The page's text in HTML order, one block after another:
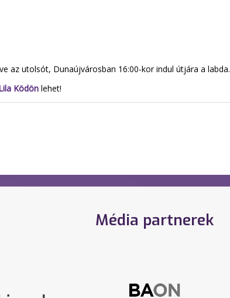
az utolsót, Dunaújvárosban 16:00-kor indul útjára a labda.
Ködön lehet!
Média partnerek